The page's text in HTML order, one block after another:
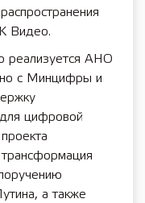
Видео.
реализуется АНО
с Минцифры и
цифровой
а также